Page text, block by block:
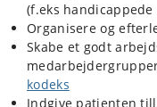
(f.eks
Organisere og
Skabe et godt
kodeks
Indgive patienten